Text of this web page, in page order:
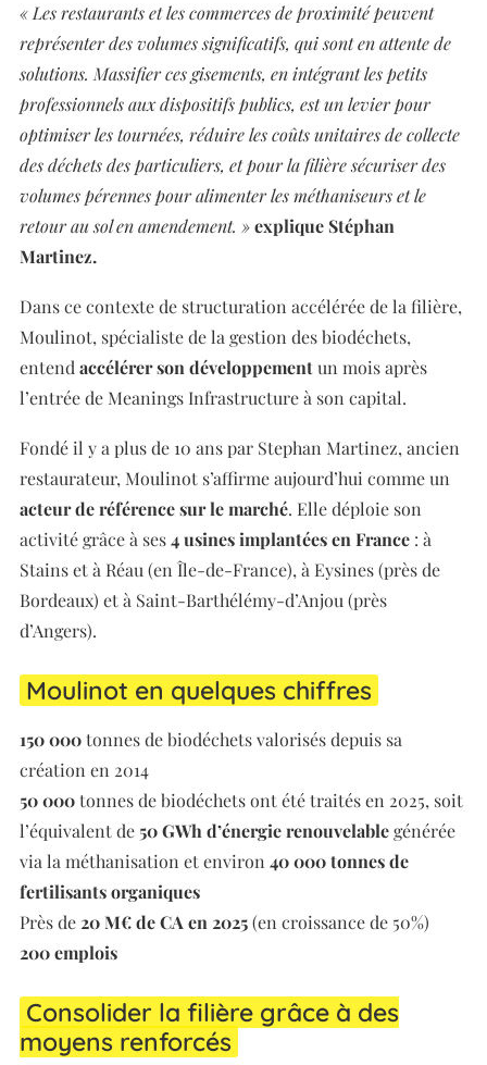
« Les restaurants et les commerces de proximité peuvent
représenter des volumes significatifs, qui sont en attente de
solutions. Massifier ces gisements, en intégrant les petits
professionnels aux dispositifs publics, est un levier pour
optimiser les tournées, réduire les coûts unitaires de collecte
des déchets des particuliers, et pour la filière sécuriser des
volumes pérennes pour alimenter les méthaniseurs et le
retour au sol en amendement. »explique Stéphan
Martinez.
Dans ce contexte de structuration accélérée de la filière,
Moulinot, spécialiste de la gestion des biodéchets,
entend accélérer son développementun mois après
l’entrée de Meanings Infrastructure à son capital.
Fondé il y a plus de 10 ans par Stephan Martinez, ancien
restaurateur, Moulinot s’affirme aujourd’hui comme un
acteur de référence sur le marché. Elle déploie son
activité grâce à ses4 usines implantées en France : à
Stains et à Réau (en Île-de-France), à Eysines (près de
Bordeaux) et à Saint-Barthélémy-d’Anjou (près
d’Angers).
Moulinot en quelques chiffres
150 000tonnes de biodéchets valorisés depuis sa
création en 2014
50 000tonnes de biodéchets ont été traités en 2025, soit
l’équivalent de 50 GWh d’énergie renouvelablegénérée
via la méthanisation et environ 40 000 tonnes de
fertilisants organiques
Près de 20 M€ de CA en 2025(en croissance de 50%)
200 emplois
Consolider la filière grâce à des
moyens renforcés